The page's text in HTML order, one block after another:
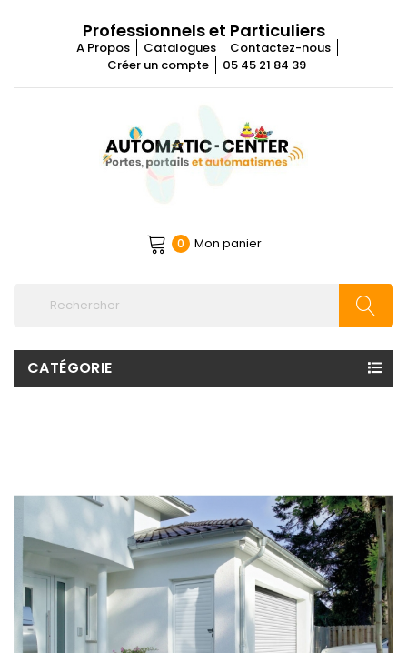
Professionnels et Particuliers
A Propos Catalogues
Contactez-nous
Créer un compte
05 45 21 84 39
0 Mon panier
CATÉGORIE